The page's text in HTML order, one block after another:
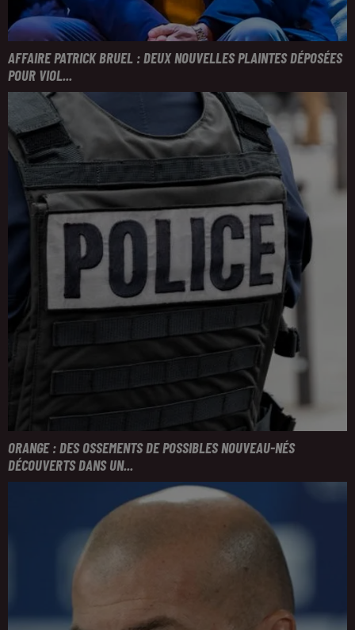
AFFAIRE PATRICK BRUEL : DEUX NOUVELLES PLAINTES DÉPOSÉES
POUR VIOL...
ORANGE : DES OSSEMENTS DE POSSIBLES NOUVEAU-NÉS
DÉCOUVERTS DANS UN...